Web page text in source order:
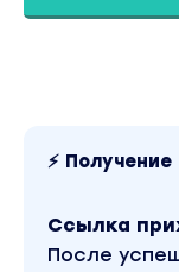
человека
версия
мотивация».
через поиск
⚡
Ссылка
После